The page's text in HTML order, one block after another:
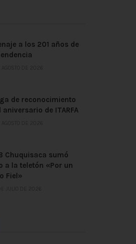
a los 201 años de
de reconocimiento
aniversario de ITARFA
Chuquisaca sumó
a la teletón «Por un
Fiel»